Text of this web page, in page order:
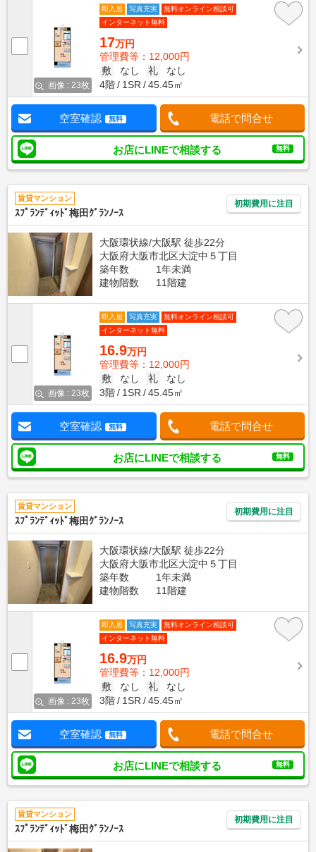
画像 : 23枚
即入居 写真充実
無料オンライン相談可
インターネット無料
17万円
管理費等：12,000円
敷
なし 礼
なし
4階
1SR 45.45㎡
空室確認 無料 電話で問合せ
お店にLINEで相談する 無料
賃貸マンション
ｽﾌﾟﾗﾝﾃﾞｨｯﾄﾞ梅田ｸﾞﾗﾝﾉｰｽ
初期費用に注目
大阪環状線/大阪駅 徒歩22分
大阪府大阪市北区大淀中５丁目
築年数
1年未満
建物階数
11階建
画像 : 23枚
即入居 写真充実
無料オンライン相談可
インターネット無料
16.9万円
管理費等：12,000円
敷
なし 礼
なし
3階
1SR 45.45㎡
空室確認 無料 電話で問合せ
お店にLINEで相談する 無料
賃貸マンション
ｽﾌﾟﾗﾝﾃﾞｨｯﾄﾞ梅田ｸﾞﾗﾝﾉｰｽ
初期費用に注目
大阪環状線/大阪駅 徒歩22分
大阪府大阪市北区大淀中５丁目
築年数
1年未満
建物階数
11階建
画像 : 23枚
即入居 写真充実
無料オンライン相談可
インターネット無料
16.9万円
管理費等：12,000円
敷
なし 礼
なし
3階
1SR 45.45㎡
空室確認 無料 電話で問合せ
お店にLINEで相談する 無料
賃貸マンション
ｽﾌﾟﾗﾝﾃﾞｨｯﾄﾞ梅田ｸﾞﾗﾝﾉｰｽ
初期費用に注目